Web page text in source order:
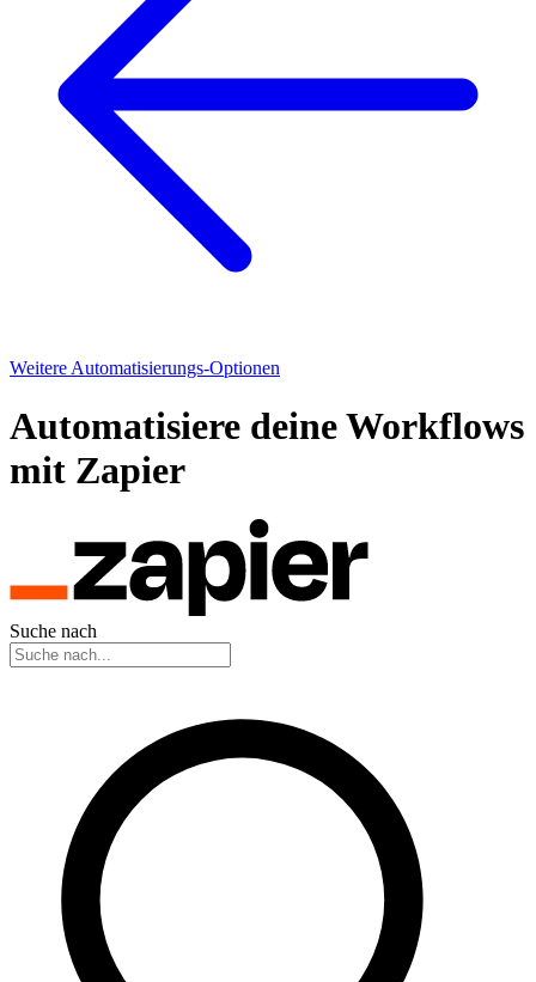
Weitere Automatisierungs-Optionen
Automatisiere deine Workflows
mit Zapier
Suche nach